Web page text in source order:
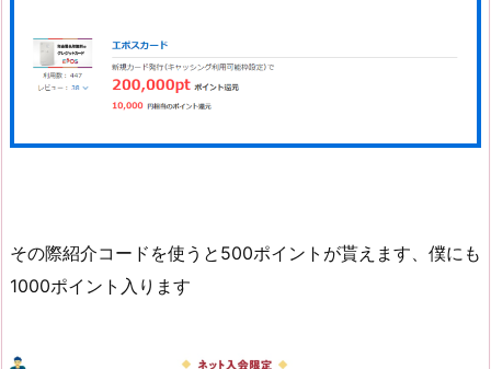
その際紹介コードを使うと500ポイントが貰えます、僕にも
1000ポイント入ります